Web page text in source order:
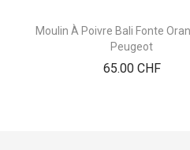
Moulin À Poivre Bali Fonte
Peugeot
65.00 CHFPrix